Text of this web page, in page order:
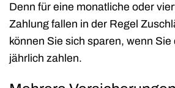
Denn für eine monatliche oder
Zahlung fallen in der Regel
können Sie sich sparen, wenn Sie
jährlich zahlen.